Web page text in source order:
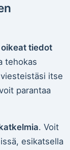
oikeat tiedot
tehokas
itse
parantaa
. Voit
esikatsella